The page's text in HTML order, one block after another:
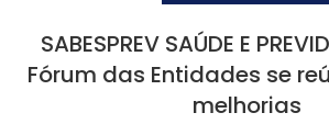
SABESPREV SAÚDE E
Fórum das Entidades se
melhorias